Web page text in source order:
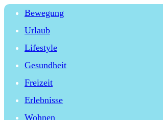
Bewegung
Urlaub
Lifestyle
Gesundheit
Freizeit
Erlebnisse
Wohnen